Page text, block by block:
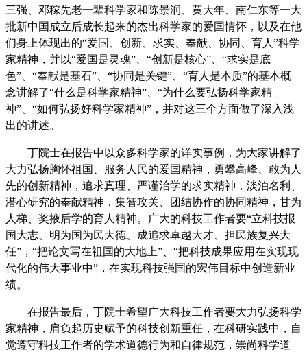
三强、邓稼先老一辈科学家和陈景润、黄大年、南仁东等一大
批新中国成立后成长起来的杰出科学家的爱国情怀，以及在他
们身上体现出的“爱国、创新、求实、奉献、协同、育人”科学
家精神，并以“爱国是灵魂”、“创新是核心”、“求实是底
色”、“奉献是基石”、“协同是关键”、“育人是本质”的基本概
念讲解了“什么是科学家精神”、“为什么要弘扬科学家精
神”、“如何弘扬好科学家精神”，并对这三个方面做了深入浅
出的讲述。
丁院士在报告中以众多科学家的详实事例，为大家讲解了
大力弘扬胸怀祖国、服务人民的爱国精神，勇攀高峰、敢为人
先的创新精神，追求真理、严谨治学的求实精神，淡泊名利、
潜心研究的奉献精神，集智攻关、团结协作的协同精神，甘为
人梯、奖掖后学的育人精神。广大的科技工作者要“立科技报
国大志、明为国为民大德、成追求卓越大才、担民族复兴大
任”，“把论文写在祖国的大地上”、“把科技成果应用在实现现
代化的伟大事业中”，在实现科技强国的宏伟目标中创造新业
绩。
在报告最后，丁院士希望广大科技工作者要大力弘扬科学
家精神，肩负起历史赋予的科技创新重任，在科研实践中，自
觉遵守科技工作者的学术道德行为和自律规范，崇尚科学道